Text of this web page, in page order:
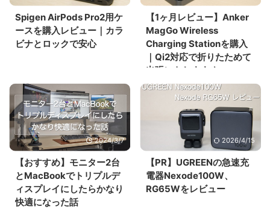
Spigen AirPods Pro2用ケ
ースを購入レビュー｜カラ
ビナとロックで安心
【1ヶ月レビュー】Anker
MagGo Wireless
Charging Stationを購入
｜Qi2対応で折りたためて
出張にもおすすめ
2024/3/7
【おすすめ】モニター2台
とMacBookでトリプルデ
ィスプレイにしたらかなり
快適になった話
2026/4/15
【PR】UGREENの急速充
電器Nexode100W、
RG65Wをレビュー